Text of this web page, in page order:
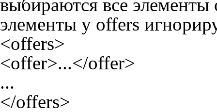
выбираются все элементы
элементы у offers
<offers>
<offer>...</offer>
...
</offers>